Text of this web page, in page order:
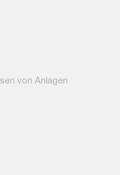
von Anlagen